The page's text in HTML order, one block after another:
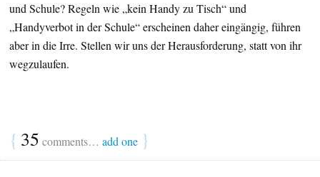
und Schule? Regeln wie „kein Handy zu Tisch“ und
„Handyverbot in der Schule“ erscheinen daher eingängig, führen
aber in die Irre. Stellen wir uns der Herausforderung, statt von ihr
wegzulaufen.
{ 35 comments… add one }